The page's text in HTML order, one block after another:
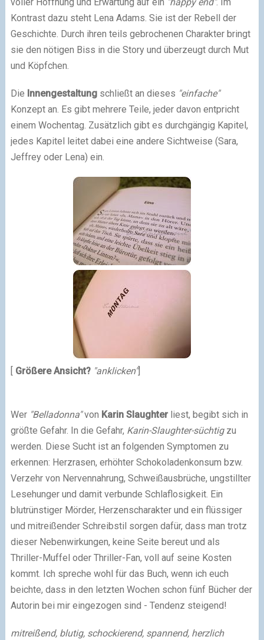
Kontrast dazu steht Lena Adams. Sie ist der Rebell der
Geschichte. Durch ihren teils gebrochenen Charakter bringt
sie den nötigen Biss in die Story und überzeugt durch Mut
und Köpfchen.
Die Innengestaltung schließt an dieses "einfache"
Konzept an. Es gibt mehrere Teile, jeder davon entpricht
einem Wochentag. Zusätzlich gibt es durchgängig Kapitel,
jedes Kapitel leitet dabei eine andere Sichtweise (Sara,
Jeffrey oder Lena) ein.
[ Größere Ansicht? "anklicken"]
Wer"Belladonna"von Karin Slaughterliest, begibt sich in
größte Gefahr. In die Gefahr, Karin-Slaughter-süchtigzu
werden. Diese Sucht ist an folgenden Symptomen zu
erkennen: Herzrasen, erhöhter Schokoladenkonsum bzw.
Verzehr von Nervennahrung, Schweißausbrüche, ungstillter
Lesehunger und damit verbunde Schlaflosigkeit. Ein
blutrünstiger Mörder, Herzenscharakter und ein flüssiger
und mitreißender Schreibstil sorgen dafür, dass man trotz
dieser Nebenwirkungen, keine Seite bereut und als
Thriller-Muffel oder Thriller-Fan, voll auf seine Kosten
kommt. Ich spreche wohl für das Buch, wenn ich euch
beichte, dass in den letzten Wochen schon fünf Bücher der
Autorin bei mir eingezogen sind - Tendenz steigend!
mitreißend, blutig, schockierend, spannend, herzlich